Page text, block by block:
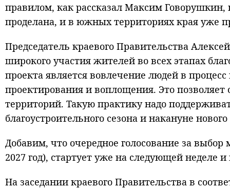
правилом, как рассказал Максим Говорушкин,
проделана, и в южных территориях края уже
Председатель краевого Правительства
широкого участия жителей во всех этапах
проекта является вовлечение людей в
проектирования и воплощения. Это
территорий. Такую практику надо
благоустроительного сезона и накануне
Добавим, что очередное голосование за
2027 год), стартует уже на следующей неделе
На заседании краевого Правительства в